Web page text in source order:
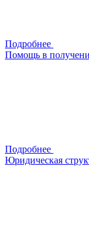
Подробнее
Помощь в
Подробнее
Юридическая